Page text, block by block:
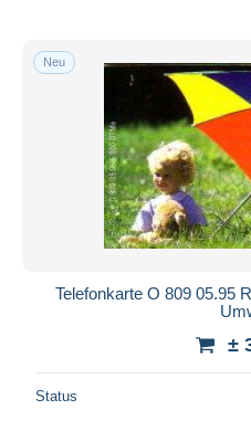
Neu
Telefonkarte O 809 05.95
±
Status